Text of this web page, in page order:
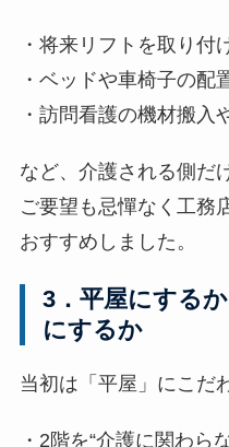
・将来リフトを取り付
・ベッドや車椅子の配
・訪問看護の機材搬入
など、介護される側だ
ご要望も忌憚なく工務
おすすめしました。
3．平屋にする
にするか
当初は「平屋」にこだ
・2階を“介護に関わら